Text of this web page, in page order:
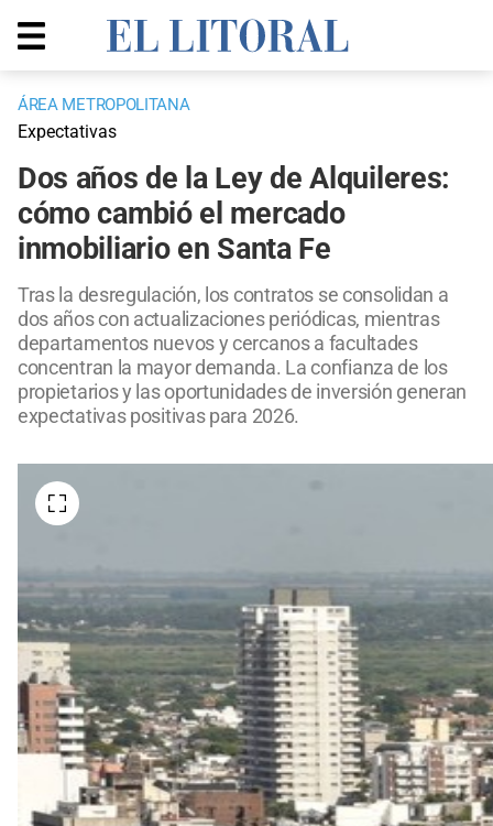
ÁREA METROPOLITANA
Expectativas
Dos años de la Ley de Alquileres:
cómo cambió el mercado
inmobiliario en Santa Fe
Tras la desregulación, los contratos se consolidan a
dos años con actualizaciones periódicas, mientras
departamentos nuevos y cercanos a facultades
concentran la mayor demanda. La confianza de los
propietarios y las oportunidades de inversión generan
expectativas positivas para 2026.